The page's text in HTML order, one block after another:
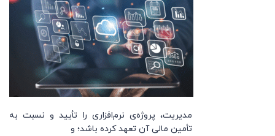
مدیریت، پروژه‌ی نرم‌افزاری را تأیید و نسبت به
تأمین مالی آن تعهد کرده باشد؛ و